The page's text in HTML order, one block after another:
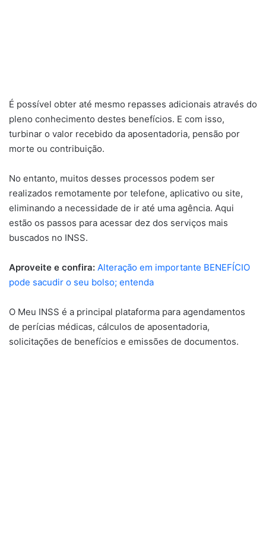
É possível obter até mesmo repasses adicionais através do
pleno conhecimento destes benefícios. E com isso,
turbinar o valor recebido da aposentadoria, pensão por
morte ou contribuição.
No entanto, muitos desses processos podem ser
realizados remotamente por telefone, aplicativo ou site,
eliminando a necessidade de ir até uma agência. Aqui
estão os passos para acessar dez dos serviços mais
buscados no INSS.
Aproveite e confira: Alteração em importante BENEFÍCIO
pode sacudir o seu bolso; entenda
O Meu INSS é a principal plataforma para agendamentos
de perícias médicas, cálculos de aposentadoria,
solicitações de benefícios e emissões de documentos.